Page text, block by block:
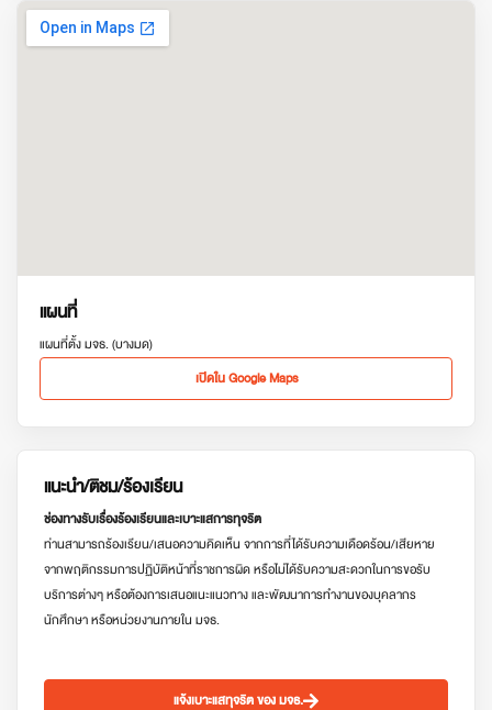
แผนที่
แผนที่ตั้ง มจธ. (บางมด)
เปิดใน Google Maps
แนะนำ/ติชม/ร้องเรียน
ช่องทางรับเรื่องร้องเรียนและเบาะแสการทุจริต
ท่านสามารถร้องเรียน/เสนอความคิดเห็น จากการที่ได้รับความเดือดร้อน/เสียหาย
จากพฤติกรรมการปฏิบัติหน้าที่ราชการผิด หรือไม่ได้รับความสะดวกในการขอรับ
บริการต่างๆ หรือต้องการเสนอแนะแนวทาง และพัฒนาการทำงานของบุคลากร
นักศึกษา หรือหน่วยงานภายใน มจธ.
แจ้งเบาะแสทุจริต ของ มจธ.